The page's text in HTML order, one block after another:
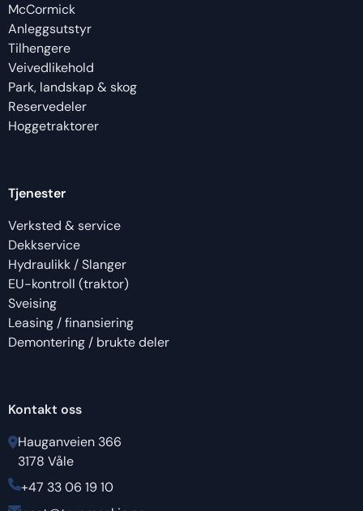
McCormick
Anleggsutstyr
Tilhengere
Veivedlikehold
Park, landskap & skog
Reservedeler
Hoggetraktorer
Tjenester
Verksted & service
Dekkservice
Hydraulikk / Slanger
EU-kontroll (traktor)
Sveising
Leasing / finansiering
Demontering / brukte deler
Kontakt oss
Hauganveien 366
3178 Våle
+47 33 06 19 10